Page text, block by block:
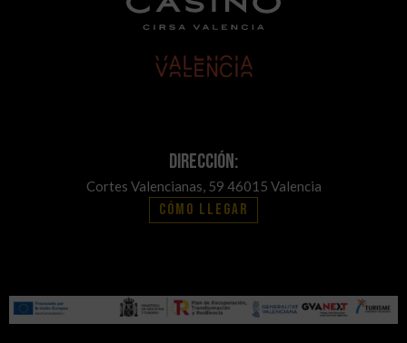
Dirección:
Cortes Valencianas, 59 46015 Valencia
Cómo llegar